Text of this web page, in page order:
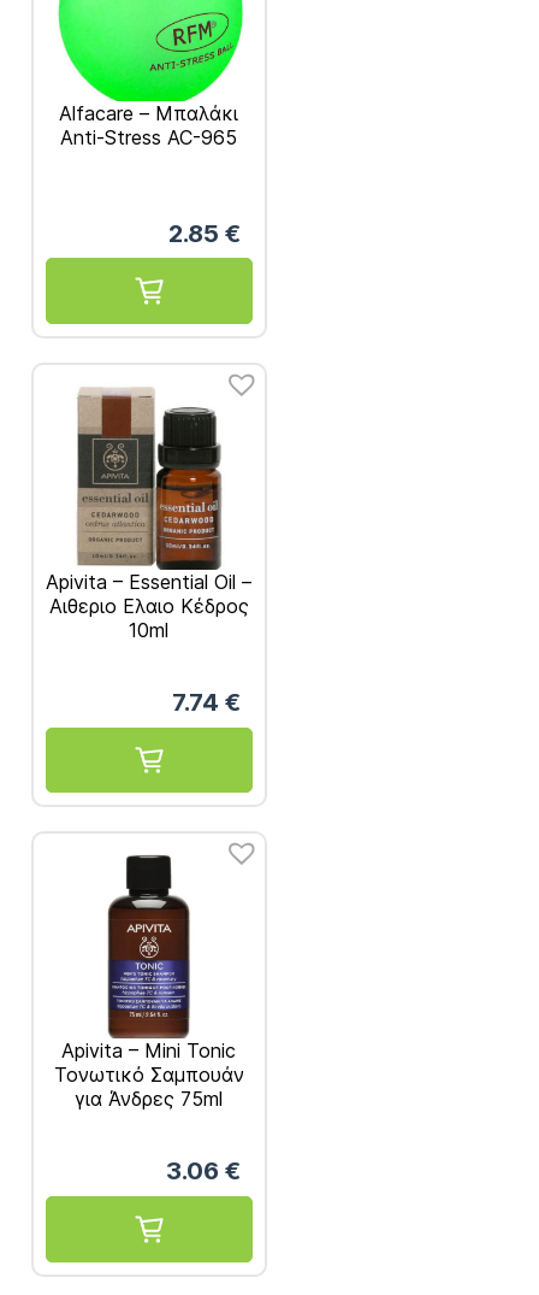
Alfacare – Μπαλάκι
Anti-Stress AC-965
2.85 €
Apivita – Essential Oil –
Αιθεριο Ελαιο Κέδρος
10ml
7.74 €
Apivita – Mini Tonic
Τονωτικό Σαμπουάν
για Άνδρες 75ml
3.06 €